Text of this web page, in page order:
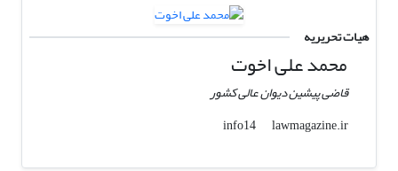
هیات تحریریه
محمد علی اخوت
قاضی پیشین دیوان عالی کشور
info14
lawmagazine.ir